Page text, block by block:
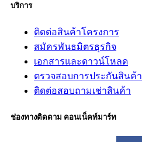
บริการ
ติดต่อสินค้าโครงการ
สมัครพันธมิตรธุรกิจ
เอกสารและดาวน์โหลด
ตรวจสอบการประกันสินค้า
ติดต่อสอบถามเช่าสินค้า
ช่องทางติดตาม คอนเน็คท์มาร์ท